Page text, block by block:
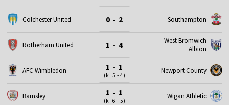
Colchester United 0 - 2 Southampton
Rotherham United 1 - 4
West Bromwich
Albion
AFC Wimbledon 1 - 1
(k. 5 - 4)
Newport County
Barnsley 1 - 1
(k. 6 - 5)
Wigan Athletic